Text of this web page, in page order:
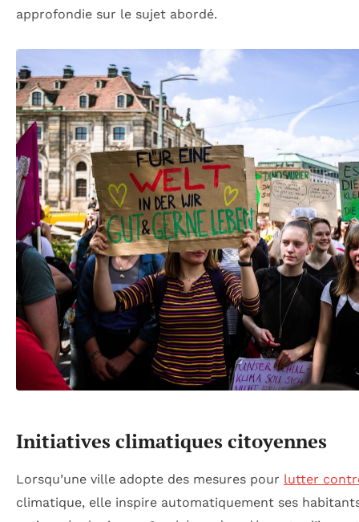
approfondie sur le sujet abordé.
Initiatives climatiques citoyennes
Lorsqu’une ville adopte des mesures pour lutter
climatique, elle inspire automatiquement ses habitants